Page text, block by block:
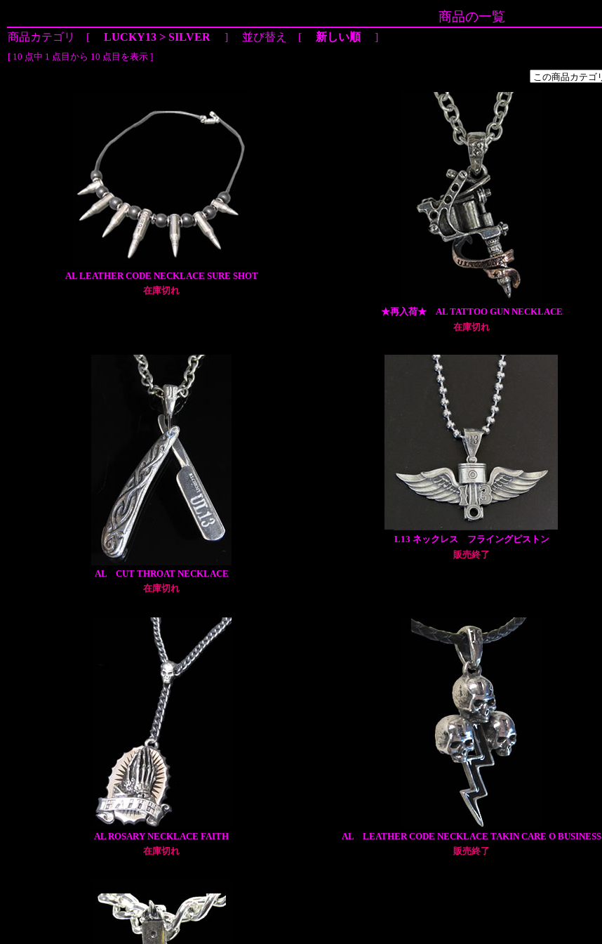
商品の一覧
商品カテゴリ [ LUCKY13 > SILVER ] 並び替え [ 新しい順 ]
[ 10 点中 1 点目から 10 点目を表示 ]
AL LEATHER CODE NECKLACE SURE SHOT
在庫切れ
★再入荷★ AL TATTOO GUN NECKLACE
在庫切れ
AL CUT THROAT NECKLACE
在庫切れ
L13 ネックレス フライングピストン
販売終了
AL ROSARY NECKLACE FAITH
在庫切れ
AL LEATHER CODE NECKLACE TAKIN CARE O BUSINESS
販売終了